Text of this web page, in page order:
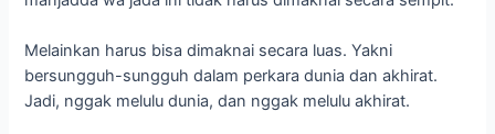
mendapatkan ridha Nya. Untuk apa kita hidup tanpa Ridha
Nya. Ia kan?